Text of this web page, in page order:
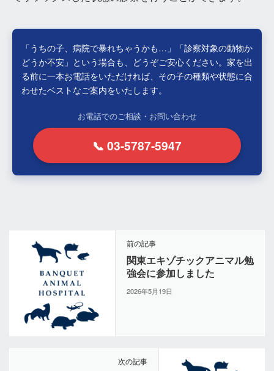
「うちの子、病院で暴れちゃうかも…」「診察対象の動物か
どうか不安」という場合も、どうぞご安心ください。家を出
る前に一本お電話をいただければ、その子の種類や状態に合
わせたベストなご案内をいたします。
お電話でのご相談・お問い合わせ
📞 03-5787-5947
前の記事
関東エキゾチックアニマル勉
強会に参加しました
2026年5月19日
次の記事